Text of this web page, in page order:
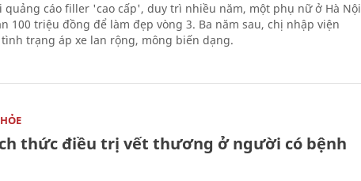
quảng cáo filler 'cao cấp', duy trì nhiều năm, một phụ nữ ở Hà Nội
100 triệu đồng để làm đẹp vòng 3. Ba năm sau, chị nhập viện
trạng áp xe lan rộng, mông biến dạng.
thức điều trị vết thương ở người có bệnh